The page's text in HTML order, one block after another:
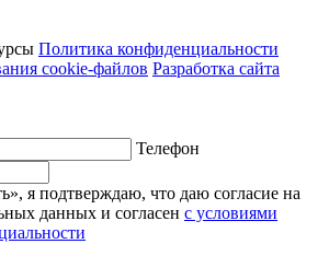
Политика конфиденциальности
cookie-файлов Разработка сайта
Телефон
я подтверждаю, что даю согласие на
данных и согласен с условиями